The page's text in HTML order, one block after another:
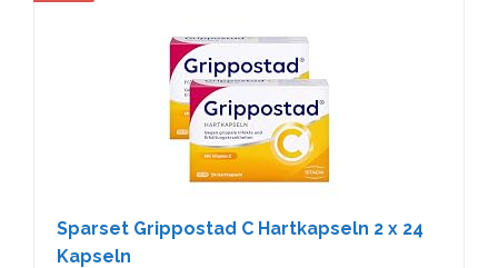
Sparset Grippostad C Hartkapseln 2 x 24
Kapseln